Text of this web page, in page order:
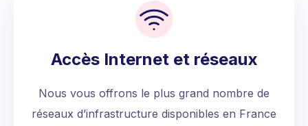
Accès Internet et réseaux
Nous vous offrons le plus grand nombre de
réseaux d’infrastructure disponibles en France